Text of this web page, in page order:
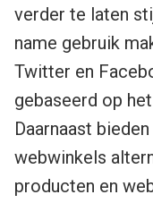
verder te laten
name gebruik
Twitter en
gebaseerd op
Daarnaast
webwinkels
producten en